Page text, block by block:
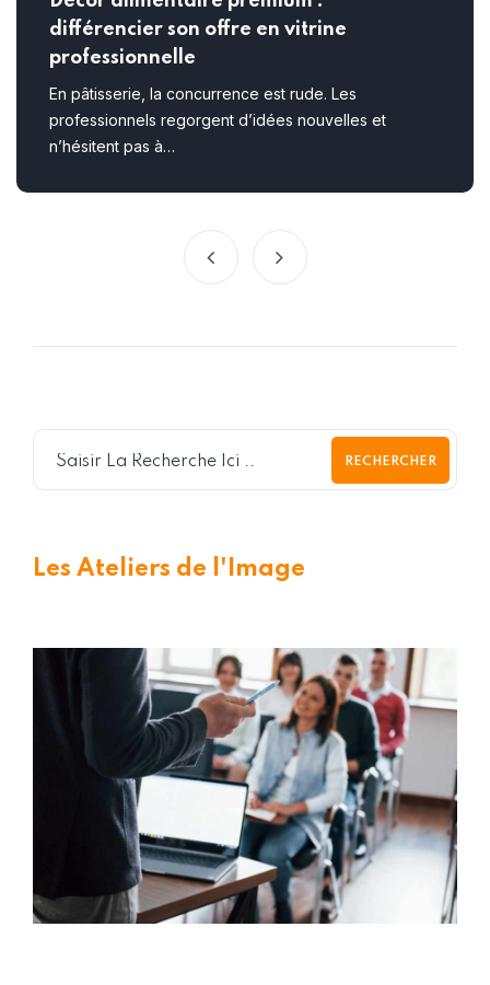
différencier son offre en vitrine
professionnelle
En pâtisserie, la concurrence est rude. Les
professionnels regorgent d’idées nouvelles et
n’hésitent pas à…
RECHERCHER
Les Ateliers de l'Image